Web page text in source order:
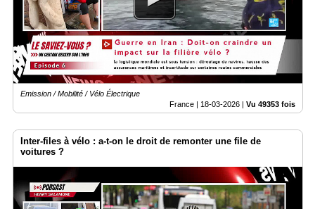
Emission / Mobilité / Vélo Électrique
France | 18-03-2026 | Vu 49353 fois
Inter-files à vélo : a-t-on le droit de remonter une file de
voitures ?